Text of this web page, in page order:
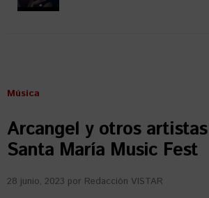
Música
Arcangel y otros
Santa María Music Fest
28 junio, 2023 por Redacción VISTAR